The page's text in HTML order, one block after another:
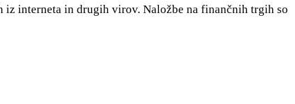
interneta in drugih virov. Naložbe na finančnih trgih so